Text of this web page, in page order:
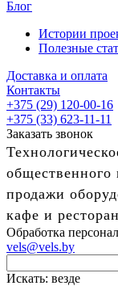
Блог
Истории
Полезные
Доставка и оплата
Контакты
+375 (29) 120-00-16
+375 (33) 623-11-11
Заказать звонок
продажи
кафе и
Обработка
vels@vels.by
Искать: везде